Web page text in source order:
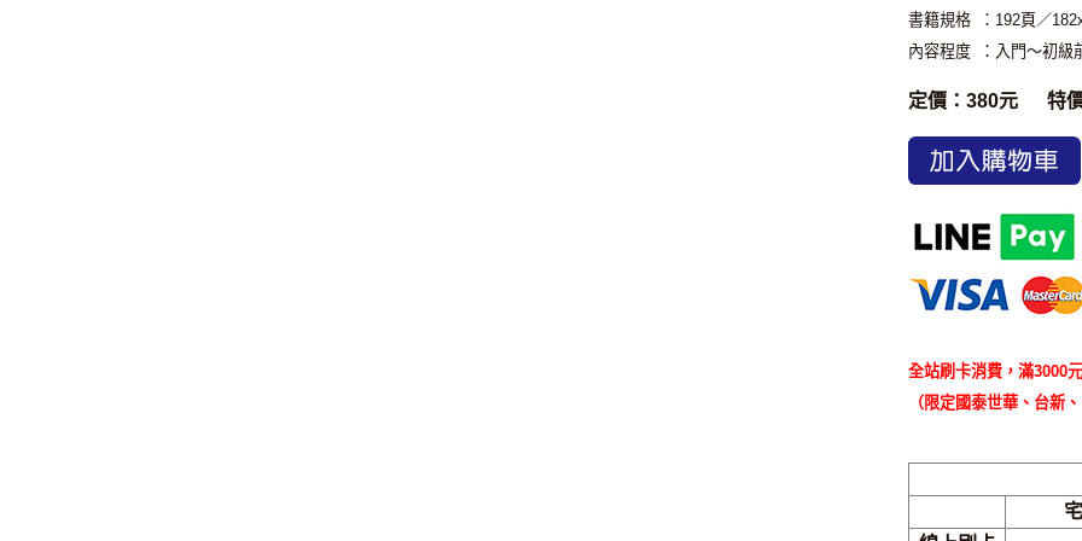
書籍規格
：192頁／
內容程度
：入門～初級
定價：380元 特
全站刷卡消費，滿3000
（限定國泰世華、台新